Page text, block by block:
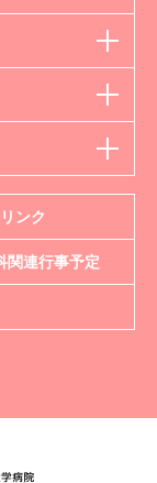
リンク
関連行事予定